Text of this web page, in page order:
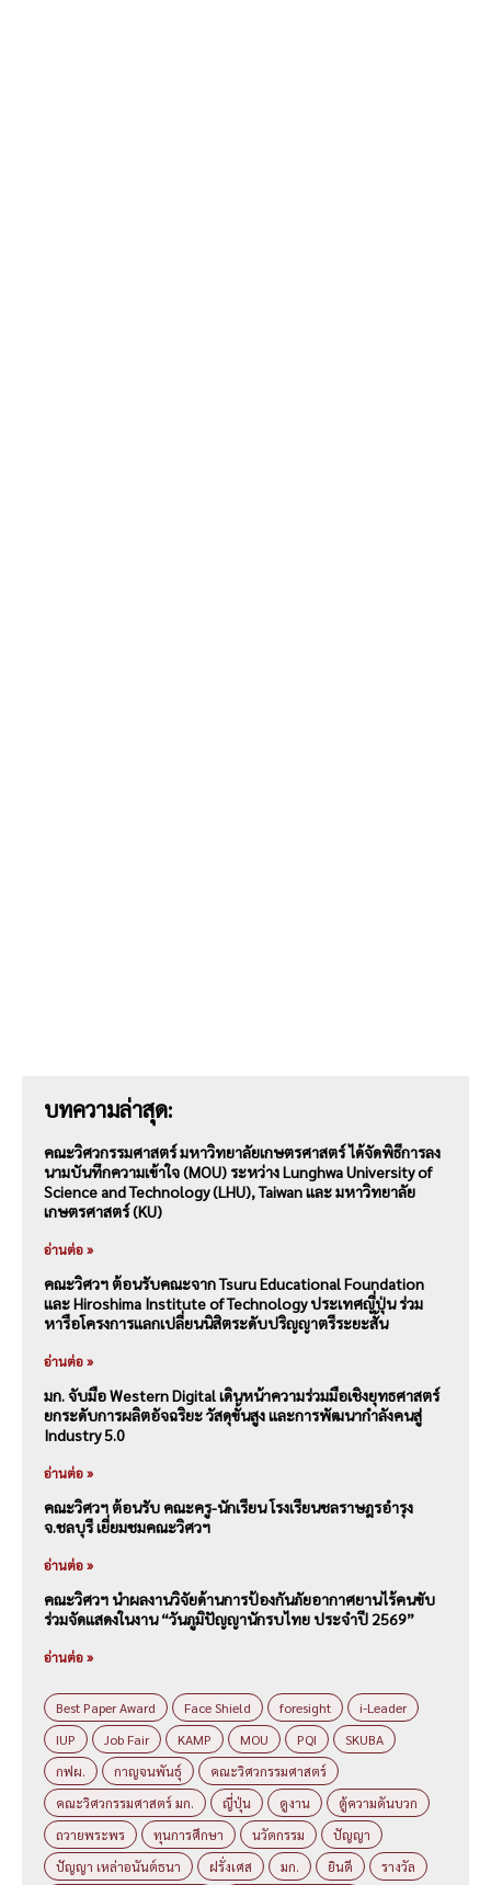
บทความล่าสุด:
คณะวิศวกรรมศาสตร์ มหาวิทยาลัยเกษตรศาสตร์ ได้จัดพิธีการลง
นามบันทึกความเข้าใจ (MOU) ระหว่าง Lunghwa University of
Science and Technology (LHU), Taiwan และ มหาวิทยาลัย
เกษตรศาสตร์ (KU)
อ่านต่อ »
คณะวิศวฯ ต้อนรับคณะจาก Tsuru Educational Foundation
และ Hiroshima Institute of Technology ประเทศญี่ปุ่น ร่วม
หารือโครงการแลกเปลี่ยนนิสิตระดับปริญญาตรีระยะสั้น
อ่านต่อ »
มก. จับมือ Western Digital เดินหน้าความร่วมมือเชิงยุทธศาสตร์
ยกระดับการผลิตอัจฉริยะ วัสดุขั้นสูง และการพัฒนากำลังคนสู่
Industry 5.0
อ่านต่อ »
คณะวิศวฯ ต้อนรับ คณะครู-นักเรียน โรงเรียนชลราษฎรอำรุง
จ.ชลบุรี เยี่ยมชมคณะวิศวฯ
อ่านต่อ »
คณะวิศวฯ นำผลงานวิจัยด้านการป้องกันภัยอากาศยานไร้คนขับ
ร่วมจัดแสดงในงาน “วันภูมิปัญญานักรบไทย ประจำปี 2569”
อ่านต่อ »
Best Paper Award Face Shield foresight
i-Leader
IUP
Job Fair KAMP MOU PQI
SKUBA
กฟผ.
กาญจนพันธุ์
คณะวิศวกรรมศาสตร์
คณะวิศวกรรมศาสตร์ มก.
ญี่ปุ่น ดูงาน
ตู้ความดันบวก
ถวายพระพร
ทุนการศึกษา นวัตกรรม
ปัญญา
ปัญญา เหล่าอนันต์ธนา
ฝรั่งเศส มก. ยินดี
รางวัล